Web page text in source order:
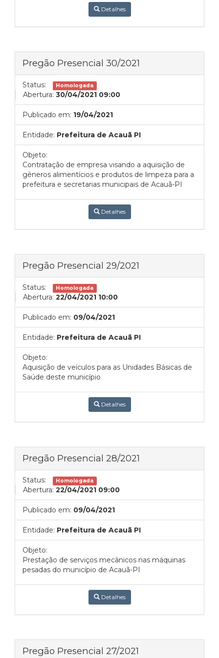
Detalhes
Pregão Presencial 30/2021
Status: Homologada
Abertura: 30/04/2021 09:00
Publicado em: 19/04/2021
Entidade: Prefeitura de Acauã PI
Objeto:
Contratação de empresa visando a aquisição de
gêneros alimentícios e produtos de limpeza para a
prefeitura e secretarias municipais de Acauã-PI
Detalhes
Pregão Presencial 29/2021
Status: Homologada
Abertura: 22/04/2021 10:00
Publicado em: 09/04/2021
Entidade: Prefeitura de Acauã PI
Objeto:
Aquisição de veículos para as Unidades Básicas de
Saúde deste município
Detalhes
Pregão Presencial 28/2021
Status: Homologada
Abertura: 22/04/2021 09:00
Publicado em: 09/04/2021
Entidade: Prefeitura de Acauã PI
Objeto:
Prestação de serviços mecânicos nas máquinas
pesadas do município de Acauã-PI
Detalhes
Pregão Presencial 27/2021